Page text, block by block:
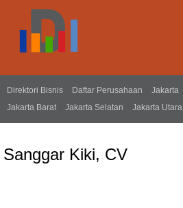
Direktori Bisnis Daftar Perusahaan Jakarta
Jakarta Barat
Jakarta Selatan Jakarta Utara
Sanggar Kiki, CV